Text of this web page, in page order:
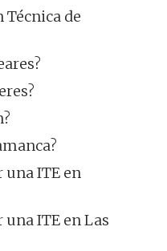
Técnica de
una ITE en
una ITE en Las